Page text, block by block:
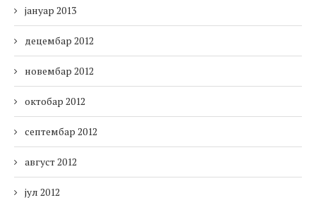
јануар 2013
децембар 2012
новембар 2012
октобар 2012
септембар 2012
август 2012
јул 2012